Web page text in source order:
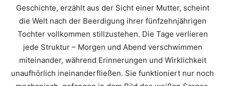
Geschichte, erzählt aus der Sicht einer Mutter, scheint
die Welt nach der Beerdigung ihrer fünfzehnjährigen
Tochter vollkommen stillzustehen. Die Tage verlieren
jede Struktur – Morgen und Abend verschwimmen
miteinander, während Erinnerungen und Wirklichkeit
unaufhörlich ineinanderfließen. Sie funktioniert nur noch